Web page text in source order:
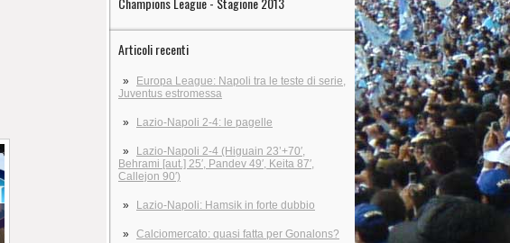
Articoli recenti
Europa League: Napoli tra le teste di serie,
Juventus estromessa
Lazio-Napoli 2-4: le pagelle
Lazio-Napoli 2-4 (Higuain 23’+70′,
Behrami [aut.] 25′, Pandev 49′, Keita 87′,
Callejon 90′)
Lazio-Napoli: Hamsik in forte dubbio
Calciomercato: quasi fatta per Gonalons?